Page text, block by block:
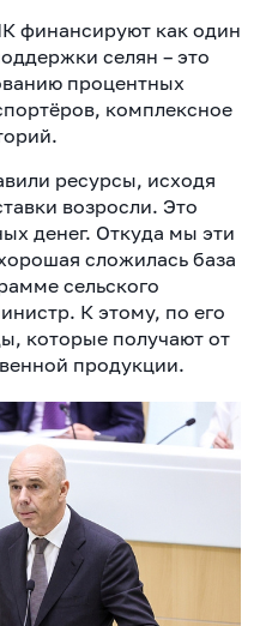
финансируют как один
селян – это
процентных
комплексное
ресурсы, исходя
возросли. Это
денег. Откуда мы эти
сложилась база
сельского
К этому, по его
которые получают от
продукции.